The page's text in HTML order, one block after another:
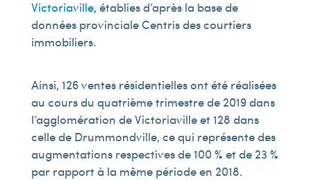
Victoriaville, établies d’après la base de
données provinciale Centris des courtiers
immobiliers.
Ainsi, 126 ventes résidentielles ont été réalisées
au cours du quatrième trimestre de 2019 dans
l’agglomération de Victoriaville et 128 dans
celle de Drummondville, ce qui représente des
augmentations respectives de 100 % et de 23 %
par rapport à la même période en 2018.